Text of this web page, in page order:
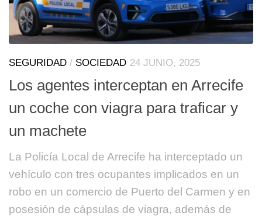
SEGURIDAD / SOCIEDAD 24 JUNIO, 2025
Los agentes interceptan en Arrecife
un coche con viagra para traficar y
un machete
La Policía Local de Arrecife ha interceptado un
vehículo con tres ocupantes implicados en un
robo en un comercio de Puerto del Carmen y en
posesión de cápsulas de viagra, además de